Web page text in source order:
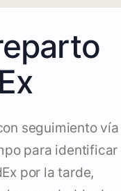
seguimiento vía
para identificar
por la tarde,